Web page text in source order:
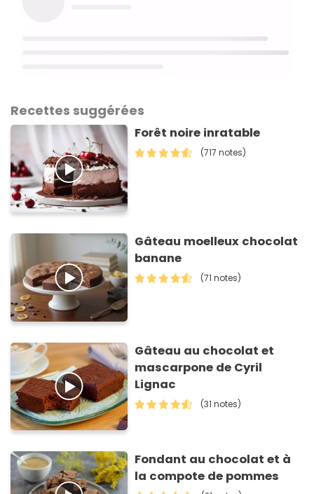
Recettes suggérées
Forêt noire inratable
(717 notes)
Gâteau moelleux chocolat
banane
(71 notes)
Gâteau au chocolat et
mascarpone de Cyril
Lignac
(31 notes)
Fondant au chocolat et à
la compote de pommes